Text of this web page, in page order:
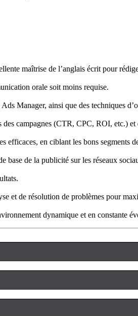
maîtrise de l’anglais écrit pour
orale soit moins requise.
Manager, ainsi que des techniques
des campagnes (CTR, CPC, ROI, etc.) et
efficaces, en ciblant les bons segments
base de la publicité sur les réseaux
et de résolution de problèmes pour
dynamique et en constante